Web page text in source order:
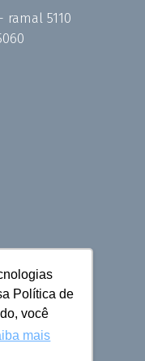
Política de
você
mais
ramal 5110